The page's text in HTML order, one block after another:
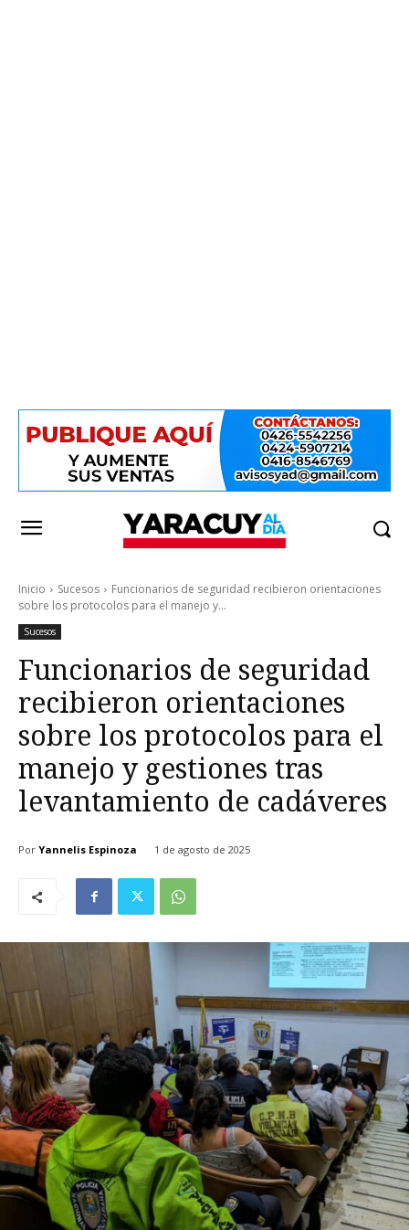
Inicio Sucesos
Funcionarios de seguridad recibieron orientaciones
sobre los protocolos para el manejo y...
Sucesos
Funcionarios de seguridad
recibieron orientaciones
sobre los protocolos para el
manejo y gestiones tras
levantamiento de cadáveres
Por Yannelis Espinoza 1 de agosto de 2025